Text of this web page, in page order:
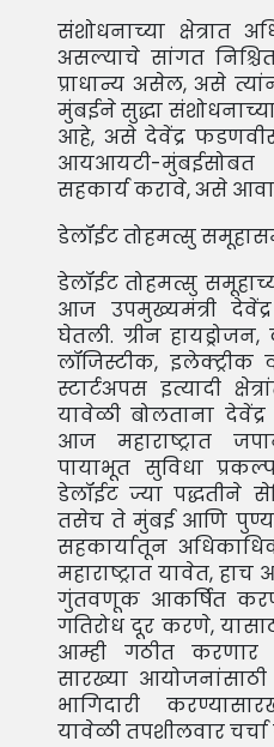
संशोधनाच्या
असल्याचे सांगत
प्राधान्य असेल, असे
मुंबईने सुद्धा संशोधनाच्या
आहे, असे देवेंद्र
आयआयटी-मुंबईसोबत
सहकार्य करावे, असे
डेलॉईट तोहमत्सु
डेलॉईट तोहमत्सु
आज उपमुख्यमंत्री
घेतली. ग्रीन
लॉजिस्टीक, इलेक्ट्रीक
स्टार्टअपस इत्यादी
यावेळी बोलताना
आज महाराष्ट्रात
पायाभूत सुविधा
डेलॉईट ज्या पद्धतीने
तसेच ते मुंबई आणि
सहकार्यातून
महाराष्ट्रात यावेत,
गुंतवणूक आकर्षित
गतिरोध दूर करणे,
आम्ही गठीत करणार
सारख्या आयोजनांसाठी
भागिदारी
यावेळी तपशीलवार